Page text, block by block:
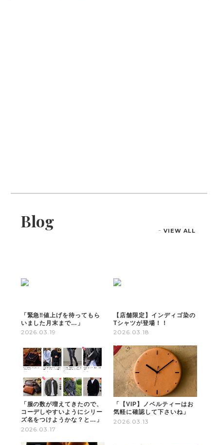
Blog VIEW ALL
「緊急‼値上げを待ってもら
いました月末まで…」
2026.03.19
【店舗限定】インディゴ染の
Tシャツが登場！！
2026.03.18
「服の数が増えてきたので、
コーデしやすいようにシリー
ズ名をつけようかな？と…」
2026.03.17
「【VIP】ノベルティーはお
気軽に確認して下さいね」
2026.03.13